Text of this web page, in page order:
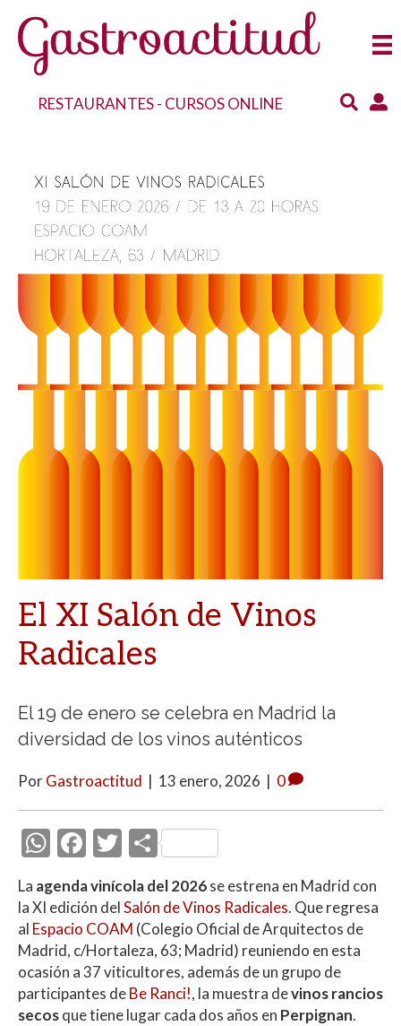
RESTAURANTES- CURSOS ONLINE
El XI Salón de Vinos
Radicales
El 19 de enero se celebra en Madrid la
diversidad de los vinos auténticos
PorGastroactitud | 13 enero, 2026 | 0
W
at
s
A
p
p
F
ac
e
b
o
o
k
T
w
itt
er
C
o
m
p
ar
ti
r
La agenda vinícola del 2026se estrena en Madrid con
la XI edición delSalón de Vinos Radicales. Que regresa
al Espacio COAM (Colegio Oficial de Arquitectos de
Madrid, c/Hortaleza, 63; Madrid) reuniendo en esta
ocasión a 37 viticultores, además de un grupo de
participantes deBe Ranci!, la muestra devinos rancios
secosque tiene lugar cada dos años en Perpignan.